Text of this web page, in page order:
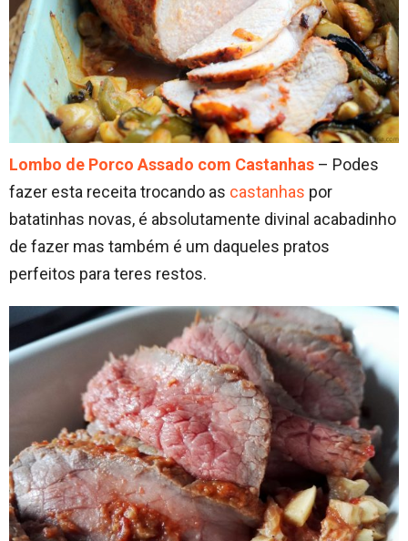
Lombo de Porco Assado com Castanhas – Podes
fazer esta receita trocando as castanhas por
batatinhas novas, é absolutamente divinal acabadinho
de fazer mas também é um daqueles pratos
perfeitos para teres restos.